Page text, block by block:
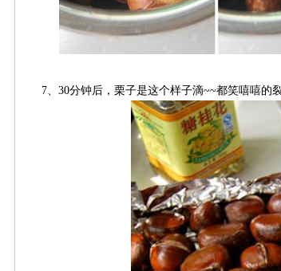
7、30分钟后，栗子是这个样子滴~~都笑嘻嘻的裂